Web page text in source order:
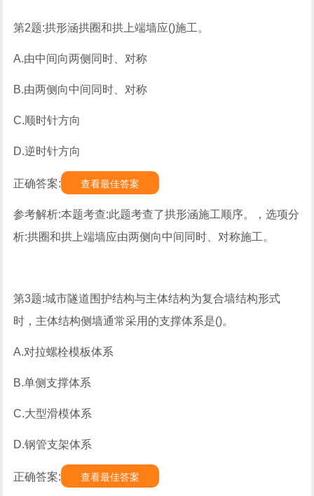
第2题:拱形涵拱圈和拱上端墙应()施工。
A.由中间向两侧同时、对称
B.由两侧向中间同时、对称
C.顺时针方向
D.逆时针方向
正确答案: 查看最佳答案
参考解析:本题考查:此题考查了拱形涵施工顺序。，选项分
析:拱圈和拱上端墙应由两侧向中间同时、对称施工。
第3题:城市隧道围护结构与主体结构为复合墙结构形式
时，主体结构侧墙通常采用的支撑体系是()。
A.对拉螺栓模板体系
B.单侧支撑体系
C.大型滑模体系
D.钢管支架体系
正确答案: 查看最佳答案